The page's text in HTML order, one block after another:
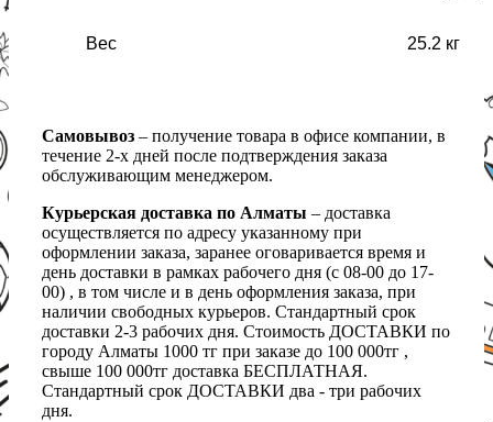
Вес 25.2 кг
Самовывоз – получение товара в офисе компании, в
течение 2-х дней после подтверждения заказа
обслуживающим менеджером.
Курьерская доставка по Алматы – доставка
осуществляется по адресу указанному при
оформлении заказа, заранее оговаривается время и
день доставки в рамках рабочего дня (с 08-00 до 17-
00) , в том числе и в день оформления заказа, при
наличии свободных курьеров. Стандартный срок
доставки 2-3 рабочих дня. Стоимость ДОСТАВКИ по
городу Алматы 1000 тг при заказе до 100 000тг ,
свыше 100 000тг доставка БЕСПЛАТНАЯ.
Стандартный срок ДОСТАВКИ два - три рабочих
дня.